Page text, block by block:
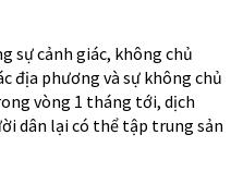
sự cảnh giác, không chủ
địa phương và sự không chủ
vòng 1 tháng tới, dịch
dân lại có thể tập trung sản